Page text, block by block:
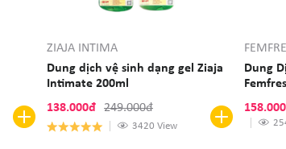
ZIAJA INTIMA
Dung dịch vệ sinh dạng gel Ziaja
Intimate 200ml
138.000đ
249.000đ
3420 View
Dung